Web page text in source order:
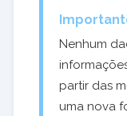
Nenhum
partir das
uma nova